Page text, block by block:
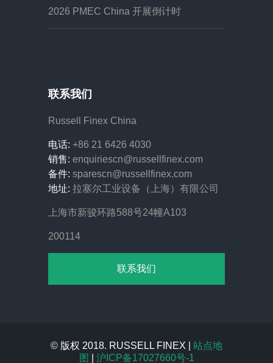
2026 PMEC China 开展倒计时
联系我们
Russell Finex China
电话: +86 21 6426 4030
销售: enquiriescn@russellfinex.com
备件: sparescn@russellfinex.com
地址: 拉塞尔工业设备（上海）有限公司
上海市新骏环路588号24幢A103
200114
联系我们
© 版权 2018. RUSSELL FINEX | 站点地
图
沪ICP备17027660号-1